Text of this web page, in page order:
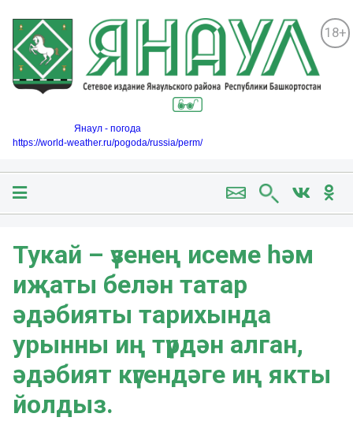
18+
Янаул - погода
https://world-weather.ru/pogoda/russia/perm/
Тукай – үзенең исеме һәм
иҗаты белән татар
әдәбияты тарихында
урынны иң түрдән алган,
әдәбият күгендәге иң якты
йолдыз.